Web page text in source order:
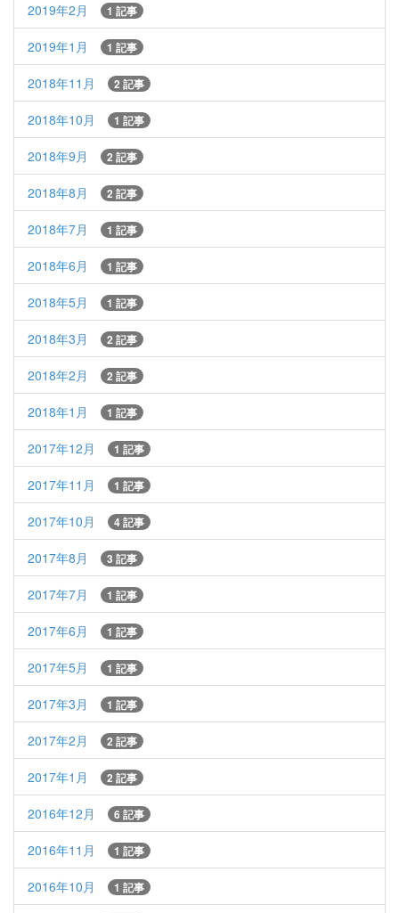
2019年2月 1 記事
2019年1月 1 記事
2018年11月 2 記事
2018年10月 1 記事
2018年9月 2 記事
2018年8月 2 記事
2018年7月 1 記事
2018年6月 1 記事
2018年5月 1 記事
2018年3月 2 記事
2018年2月 2 記事
2018年1月 1 記事
2017年12月 1 記事
2017年11月 1 記事
2017年10月 4 記事
2017年8月 3 記事
2017年7月 1 記事
2017年6月 1 記事
2017年5月 1 記事
2017年3月 1 記事
2017年2月 2 記事
2017年1月 2 記事
2016年12月 6 記事
2016年11月 1 記事
2016年10月 1 記事